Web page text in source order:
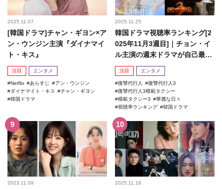
2025.11.07
[韓国ドラマ]チャン・ギヨン×ア
ン・ウンジン主演『ダイナマイ
ト・キス』
注目 エンタメ
Netflix あらすじ
アン・ウンジン
ダイナマイト・キス
チャン・ギヨン
韓国ドラマ
2025.11.25
韓国ドラマ視聴率ランキング[2
025年11月3週目]｜チョン・イ
ル主演の週末ドラマが自己最高
記録を更新！
注目 エンタメ
復讐代行人
復讐代行人3
復讐代行人3模範タクシー
模範タクシー3
華麗な日々
視聴率ランキング
韓国ドラマ
2023.11.09 2025.11.18